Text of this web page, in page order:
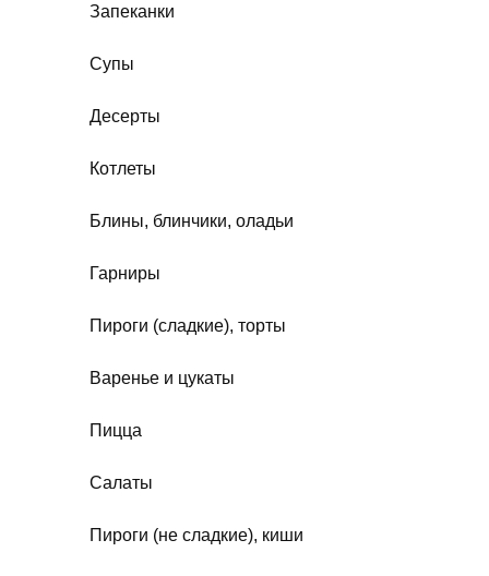
Запеканки
Супы
Десерты
Котлеты
Блины, блинчики, оладьи
Гарниры
Пироги (сладкие), торты
Варенье и цукаты
Пицца
Салаты
Пироги (не сладкие), киши